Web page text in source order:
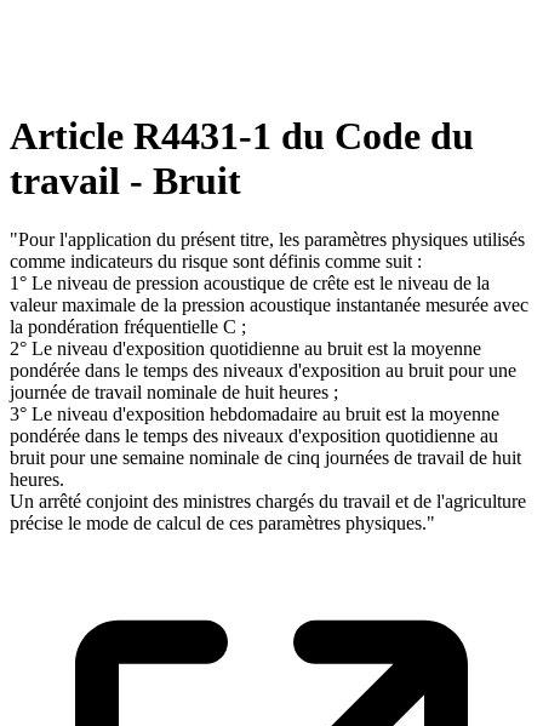
Article R4431-1 du Code du
travail - Bruit
"Pour l'application du présent titre, les paramètres physiques utilisés
comme indicateurs du risque sont définis comme suit :
1° Le niveau de pression acoustique de crête est le niveau de la
valeur maximale de la pression acoustique instantanée mesurée avec
la pondération fréquentielle C ;
2° Le niveau d'exposition quotidienne au bruit est la moyenne
pondérée dans le temps des niveaux d'exposition au bruit pour une
journée de travail nominale de huit heures ;
3° Le niveau d'exposition hebdomadaire au bruit est la moyenne
pondérée dans le temps des niveaux d'exposition quotidienne au
bruit pour une semaine nominale de cinq journées de travail de huit
heures.
Un arrêté conjoint des ministres chargés du travail et de l'agriculture
précise le mode de calcul de ces paramètres physiques."